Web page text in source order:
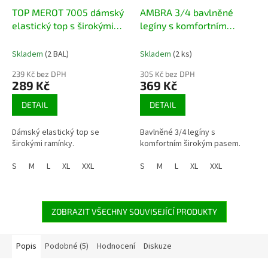
TOP MEROT 7005 dámský
elastický top s širokými
Skladem (2 BAL)
239 Kč bez DPH
289 Kč
DETAIL
Dámský elastický top se
širokými ramínky.
S
M L XL XXL
AMBRA 3/4 bavlněné
legíny s komfortním
Skladem (2 ks)
305 Kč bez DPH
369 Kč
DETAIL
Bavlněné 3/4 legíny s
komfortním širokým pasem.
S
M L XL XXL
ZOBRAZIT VŠECHNY SOUVISEJÍCÍ PRODUKTY
Popis Podobné (5) Hodnocení Diskuze